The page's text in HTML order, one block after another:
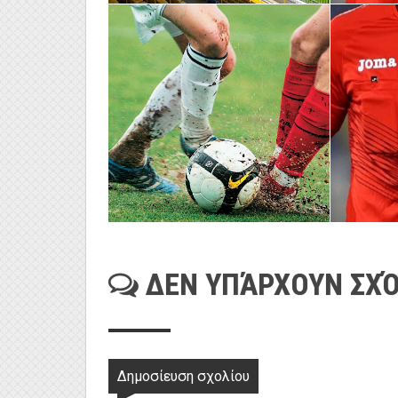
ΔΕΝ ΥΠΆΡΧΟΥΝ
Δημοσίευση σχολίου